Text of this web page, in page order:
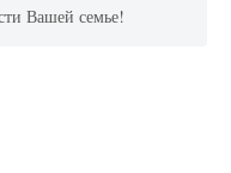
Вашей семье!